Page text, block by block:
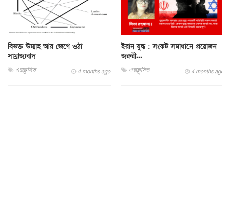
বিভক্ত উম্মাহ আর জেগে ওঠা
সাম্রাজ্যবাদ
এক্সক্লুসিভ 4 months ago
ইরান যুদ্ধ : সংকট সমাধানে প্রয়োজন
জরুরী...
এক্সক্লুসিভ 4 months ago